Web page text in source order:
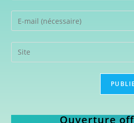
Ouverture